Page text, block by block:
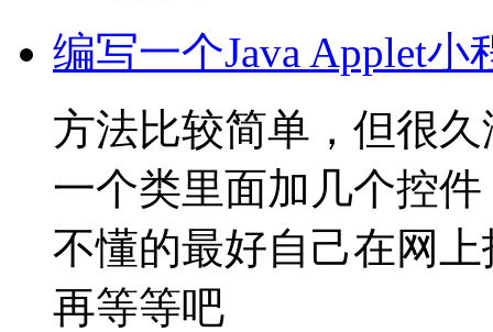
编写一个Java Applet
方法比较简单，但很
一个类里面加几个控
不懂的最好自己在网
再等等吧